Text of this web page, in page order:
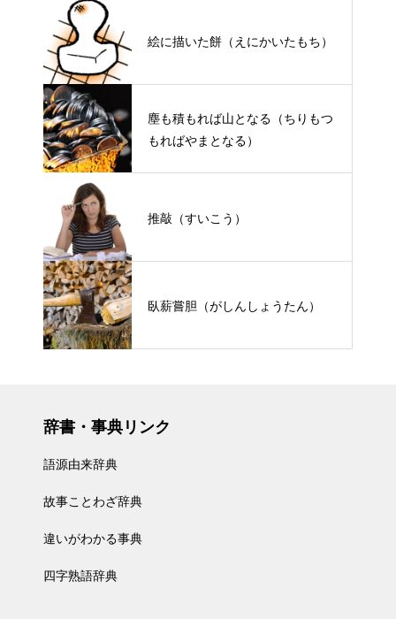
絵に描いた餅（えにかいたもち）
塵も積もれば山となる（ちりもつ
もればやまとなる）
推敲（すいこう）
臥薪嘗胆（がしんしょうたん）
辞書・事典リンク
語源由来辞典
故事ことわざ辞典
違いがわかる事典
四字熟語辞典